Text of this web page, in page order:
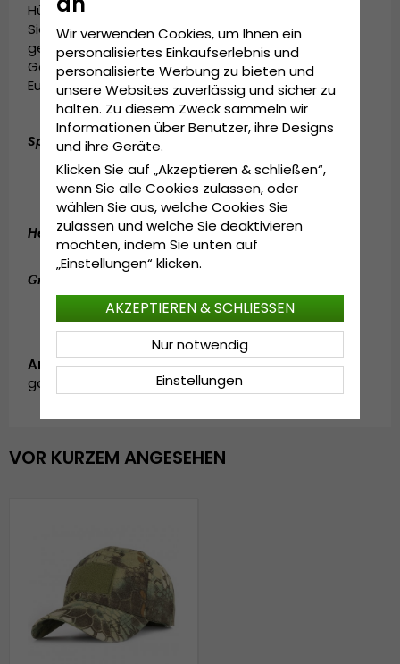
Hüte zu einem wirklich guten Preis tragen können.
Sie wurde unter den gleichen Voraussetzungen
geschaffen, als sich vor einigen hundert Jahren in
Göteborg Menschen aus verschiedenen Teilen
Europas trafen.
Spezifikationen:
Hergestellt aus 100 Prozent polyester.
Hergestellt aus:100 Prozent polyester.
Grösseninformationen
Artikelnummer:
garda.camocap.hex.green
VOR KURZEM ANGESEHEN
Wir verwenden Cookies, um Ihnen ein
personalisiertes Einkaufserlebnis und
personalisierte Werbung zu bieten und
unsere Websites zuverlässig und sicher zu
halten. Zu diesem Zweck sammeln wir
Informationen über Benutzer, ihre Designs
und ihre Geräte.
Klicken Sie auf „Akzeptieren & schließen“,
wenn Sie alle Cookies zulassen, oder
wählen Sie aus, welche Cookies Sie
zulassen und welche Sie deaktivieren
möchten, indem Sie unten auf
„Einstellungen“ klicken.
Einstellungen
Nur notwendig
AKZEPTIEREN & SCHLIESSEN